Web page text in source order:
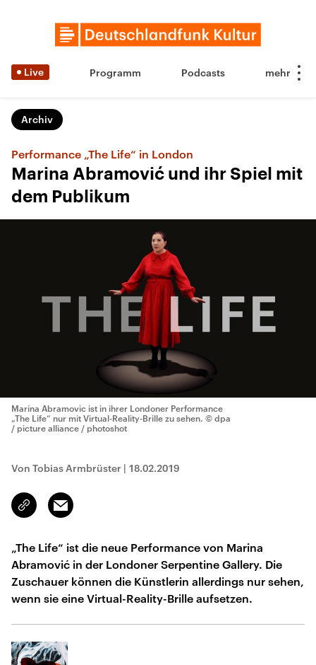
Live Programm Podcasts
Archiv
Performance „The Life“ in London
Marina Abramović und ihr Spiel mit
dem Publikum
Marina Abramovic ist in ihrer Londoner Performance
„The Life“ nur mit Virtual-Reality-Brille zu sehen. © dpa
/ picture alliance / photoshot
Von Tobias Armbrüster | 18.02.2019
Link
kopieren/teilen
Email
„The Life“ ist die neue Performance von Marina
Abramović in der Londoner Serpentine Gallery. Die
Zuschauer können die Künstlerin allerdings nur sehen,
wenn sie eine Virtual-Reality-Brille aufsetzen.